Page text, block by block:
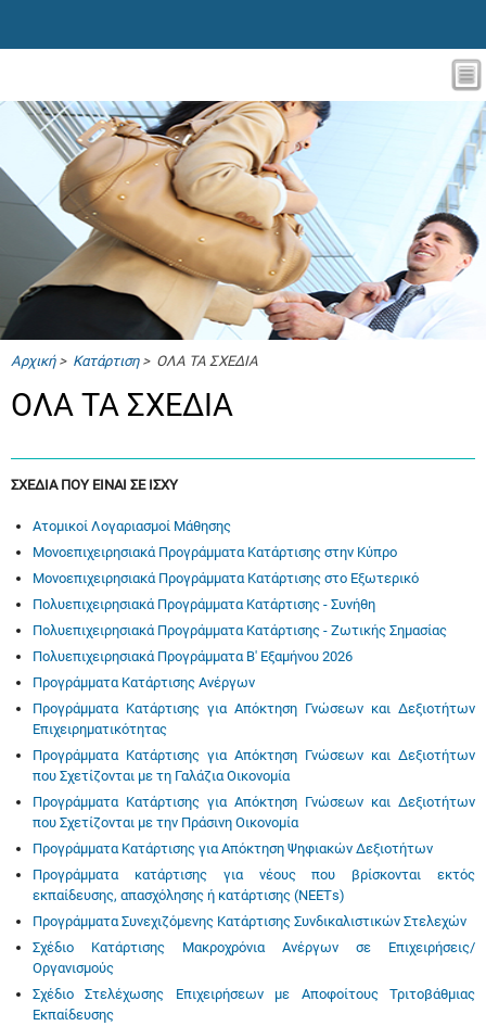
Αρχική> Κατάρτιση> ΟΛΑ ΤΑ ΣΧΕΔΙΑ
ΟΛΑ ΤΑ ΣΧΕΔΙΑ
ΣΧΕΔΙΑ ΠΟΥ ΕΙΝΑΙ ΣΕ ΙΣΧΥ
Ατομικοί Λογαριασμοί Μάθησης
Μονοεπιχειρησιακά Προγράμματα Κατάρτισης στην Κύπρο
Μονοεπιχειρησιακά Προγράμματα Κατάρτισης στο Εξωτερικό
Πολυεπιχειρησιακά Προγράμματα Κατάρτισης - Συνήθη
Πολυεπιχειρησιακά Προγράμματα Κατάρτισης - Ζωτικής Σημασίας
Πολυεπιχειρησιακά Προγράμματα Β' Εξαμήνου 2026
Προγράμματα Κατάρτισης Ανέργων
Προγράμματα Κατάρτισης για Απόκτηση Γνώσεων και Δεξιοτήτων
Επιχειρηματικότητας
Προγράμματα Κατάρτισης για Απόκτηση Γνώσεων και Δεξιοτήτων
που Σχετίζονται με τη Γαλάζια Οικονομία
Προγράμματα Κατάρτισης για Απόκτηση Γνώσεων και Δεξιοτήτων
που Σχετίζονται με την Πράσινη Οικονομία
Προγράμματα Κατάρτισης για Απόκτηση Ψηφιακών Δεξιοτήτων
Προγράμματα κατάρτισης για νέους που βρίσκονται εκτός
εκπαίδευσης, απασχόλησης ή κατάρτισης (ΝΕΕΤs)
Προγράμματα Συνεχιζόμενης Κατάρτισης Συνδικαλιστικών Στελεχών
Σχέδιο Κατάρτισης Μακροχρόνια Ανέργων σε Επιχειρήσεις/
Οργανισμούς
Σχέδιο Στελέχωσης Επιχειρήσεων με Αποφοίτους Τριτοβάθμιας
Εκπαίδευσης